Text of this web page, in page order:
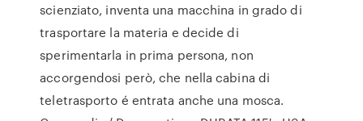
scienziato, inventa una macchina in grado di
trasportare la materia e decide di
sperimentarla in prima persona, non
accorgendosi però, che nella cabina di
teletrasporto é entrata anche una mosca.